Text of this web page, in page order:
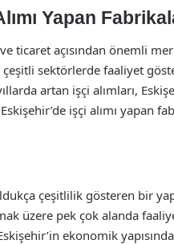
Yapan
ticaret açısından önemli
sektörlerde faaliyet
artan işçi alımları,
işçi alımı yapan
çeşitlilik gösteren bir
üzere pek çok alanda
ekonomik